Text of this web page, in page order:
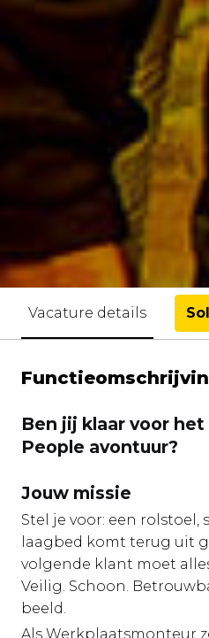
Vacature details
Ben jij klaar voor
People avontuur?
Jouw missie
Stel je voor: een
laagbed komt terug uit
volgende klant moet
Veilig. Schoon.
beeld.
Als Werkplaatsmonteur